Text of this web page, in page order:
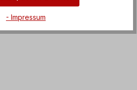
- Impressum